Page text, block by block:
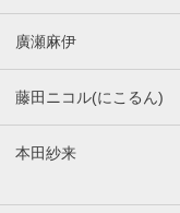
廣瀬麻伊
藤田ニコル(にこるん)
本田紗来